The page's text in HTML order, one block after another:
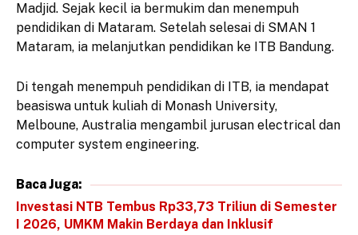
Madjid. Sejak kecil ia bermukim dan menempuh
pendidikan di Mataram. Setelah selesai di SMAN 1
Mataram, ia melanjutkan pendidikan ke ITB Bandung.
Di tengah menempuh pendidikan di ITB, ia mendapat
beasiswa untuk kuliah di Monash University,
Melboune, Australia mengambil jurusan electrical dan
computer system engineering.
Baca Juga:
Investasi NTB Tembus Rp33,73 Triliun di Semester
I 2026, UMKM Makin Berdaya dan Inklusif